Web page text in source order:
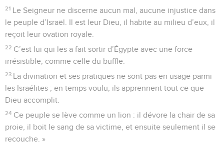
21 Le Seigneur ne discerne aucun mal, aucune injustice dans
le peuple d’Israël. Il est leur Dieu, il habite au milieu d’eux, il
reçoit leur ovation royale.
22 C’est lui qui les a fait sortir d’Égypte avec une force
irrésistible, comme celle du buffle.
23 La divination et ses pratiques ne sont pas en usage parmi
les Israélites ; en temps voulu, ils apprennent tout ce que
Dieu accomplit.
24 Ce peuple se lève comme un lion : il dévore la chair de sa
proie, il boit le sang de sa victime, et ensuite seulement il se
recouche. »